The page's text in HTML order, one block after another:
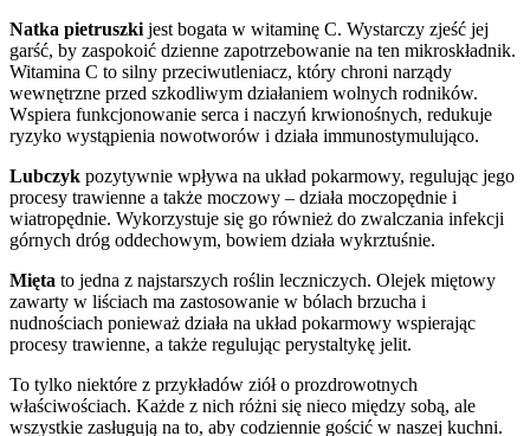
Natka pietruszki jest bogata w witaminę C. Wystarczy zjeść jej
garść, by zaspokoić dzienne zapotrzebowanie na ten mikroskładnik.
Witamina C to silny przeciwutleniacz, który chroni narządy
wewnętrzne przed szkodliwym działaniem wolnych rodników.
Wspiera funkcjonowanie serca i naczyń krwionośnych, redukuje
ryzyko wystąpienia nowotworów i działa immunostymulująco.
Lubczyk pozytywnie wpływa na układ pokarmowy, regulując jego
procesy trawienne a także moczowy – działa moczopędnie i
wiatropędnie. Wykorzystuje się go również do zwalczania infekcji
górnych dróg oddechowym, bowiem działa wykrztuśnie.
Mięta to jedna z najstarszych roślin leczniczych. Olejek miętowy
zawarty w liściach ma zastosowanie w bólach brzucha i
nudnościach ponieważ działa na układ pokarmowy wspierając
procesy trawienne, a także regulując perystaltykę jelit.
To tylko niektóre z przykładów ziół o prozdrowotnych
właściwościach. Każde z nich różni się nieco między sobą, ale
wszystkie zasługują na to, aby codziennie gościć w naszej kuchni.